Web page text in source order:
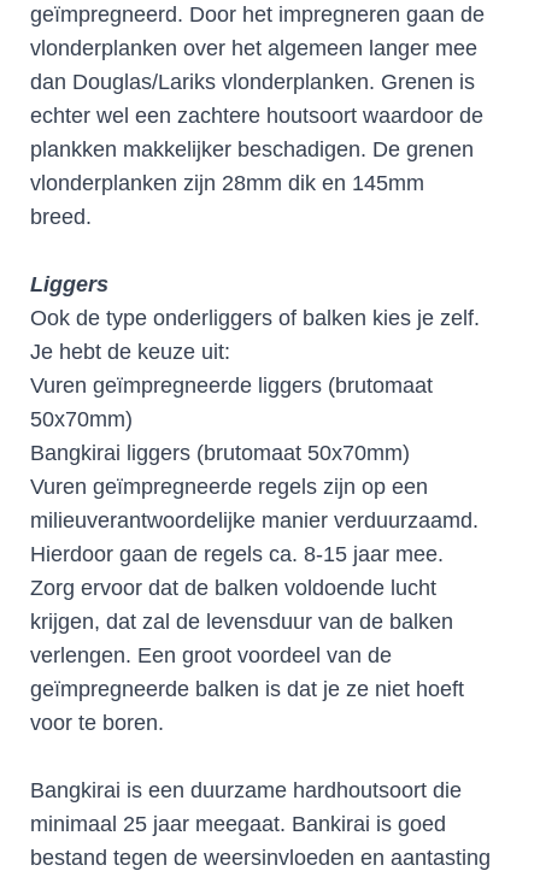
geïmpregneerd. Door het impregneren gaan de
vlonderplanken over het algemeen langer mee
dan Douglas/Lariks vlonderplanken. Grenen is
echter wel een zachtere houtsoort waardoor de
plankken makkelijker beschadigen. De grenen
vlonderplanken zijn 28mm dik en 145mm
breed.
Liggers
Ook de type onderliggers of balken kies je zelf.
Je hebt de keuze uit:
Vuren geïmpregneerde liggers (brutomaat
50x70mm)
Bangkirai liggers (brutomaat 50x70mm)
Vuren geïmpregneerde regels zijn op een
milieuverantwoordelijke manier verduurzaamd.
Hierdoor gaan de regels ca. 8-15 jaar mee.
Zorg ervoor dat de balken voldoende lucht
krijgen, dat zal de levensduur van de balken
verlengen. Een groot voordeel van de
geïmpregneerde balken is dat je ze niet hoeft
voor te boren.
Bangkirai is een duurzame hardhoutsoort die
minimaal 25 jaar meegaat. Bankirai is goed
bestand tegen de weersinvloeden en aantasting